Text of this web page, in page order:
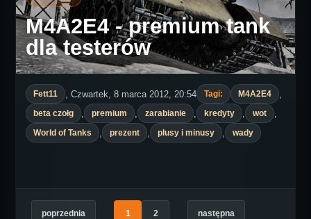
M4A2E4 - premium tank
dla testerów
Fett11 , Czwartek, 8 marca 2012, 20:54 Tagi: M4A2E4
beta czołg premium zarabianie kredyty wot
World of Tanks prezent plusy i minusy wady
poprzednia 1 2 następna